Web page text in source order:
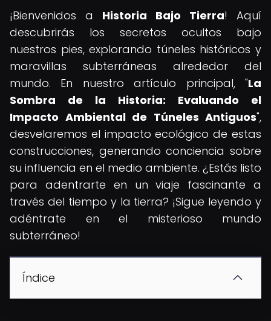
¡Bienvenidos a Historia Bajo Tierra! Aquí
descubrirás los secretos ocultos bajo
nuestros pies, explorando túneles históricos y
maravillas subterráneas alrededor del
mundo. En nuestro artículo principal, "La
Sombra de la Historia: Evaluando el
Impacto Ambiental de Túneles Antiguos",
desvelaremos el impacto ecológico de estas
construcciones, generando conciencia sobre
su influencia en el medio ambiente. ¿Estás listo
para adentrarte en un viaje fascinante a
través del tiempo y la tierra? ¡Sigue leyendo y
adéntrate en el misterioso mundo
subterráneo!
Índice